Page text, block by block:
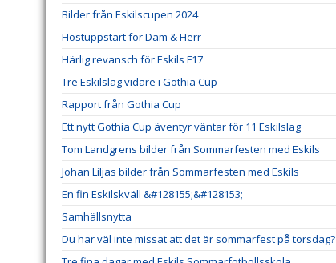
Bilder från Eskilscupen 2024
Höstuppstart för Dam & Herr
Härlig revansch för Eskils F17
Tre Eskilslag vidare i Gothia Cup
Rapport från Gothia Cup
Ett nytt Gothia Cup äventyr väntar för 11 Eskilslag
Tom Landgrens bilder från Sommarfesten med Eskils
Johan Liljas bilder från Sommarfesten med Eskils
En fin Eskilskväll &#128155;&#128153;
Samhällsnytta
Du har väl inte missat att det är sommarfest på torsdag?